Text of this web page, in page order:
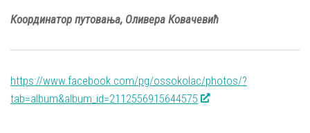
Координатор путовања, Оливера Ковачевић
https://www.facebook.com/pg/ossokolac/photos/?
tab=album&album_id=2112556915644575